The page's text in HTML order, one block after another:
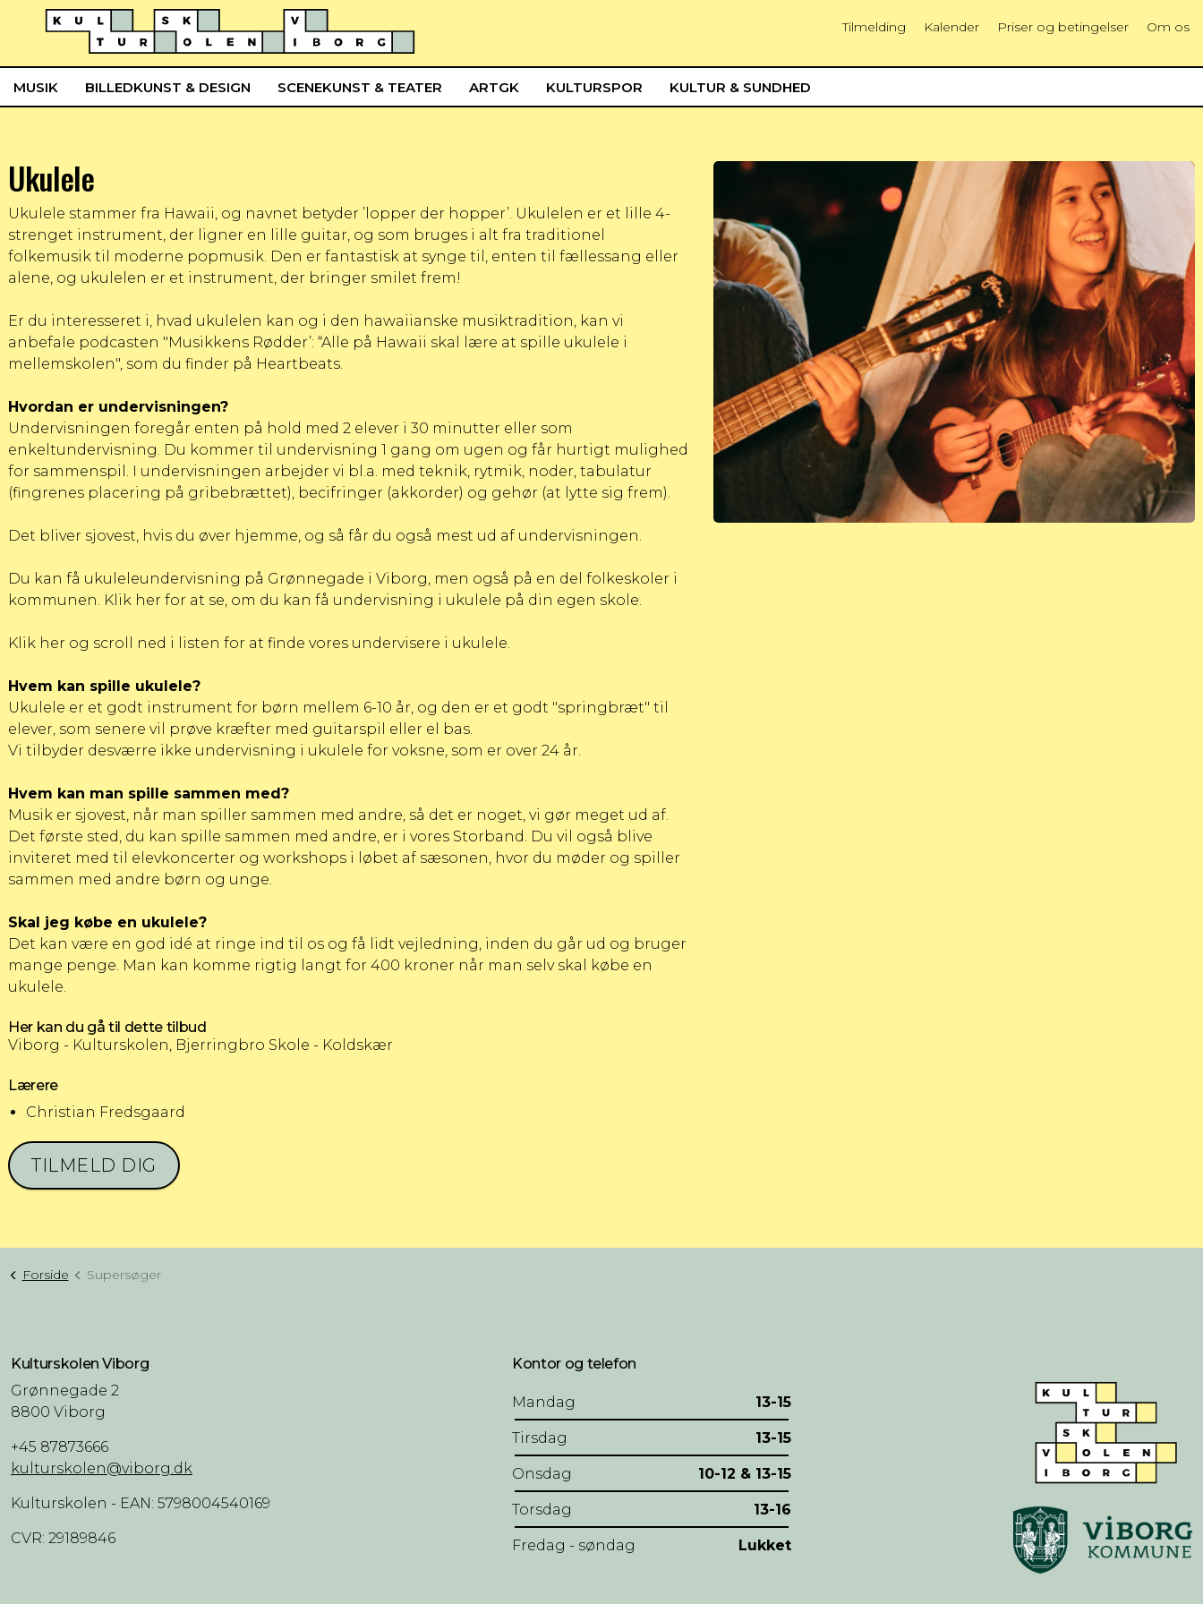
MUSIK BILLEDKUNST & DESIGN SCENEKUNST & TEATER ARTGK KULTURSPOR KULTUR & SUNDHED
Tilmelding Kalender Priser og betingelser Om os
Ukulele
Ukulele stammer fra Hawaii, og navnet betyder ’lopper der hopper’. Ukulelen er et lille 4-
strenget instrument, der ligner en lille guitar, og som bruges i alt fra traditionel
folkemusik til moderne popmusik. Den er fantastisk at synge til, enten til fællessang eller
alene, og ukulelen er et instrument, der bringer smilet frem!
Er du interesseret i, hvad ukulelen kan og i den hawaiianske musiktradition, kan vi
anbefale podcasten "Musikkens Rødder’: “Alle på Hawaii skal lære at spille ukulele i
mellemskolen", som du finder på Heartbeats.
Hvordan er undervisningen?
Undervisningen foregår enten på hold med 2 elever i 30 minutter eller som
enkeltundervisning. Du kommer til undervisning 1 gang om ugen og får hurtigt mulighed
for sammenspil. I undervisningen arbejder vi bl.a. med teknik, rytmik, noder, tabulatur
(fingrenes placering på gribebrættet), becifringer (akkorder) og gehør (at lytte sig frem).
Det bliver sjovest, hvis du øver hjemme, og så får du også mest ud af undervisningen.
Du kan få ukuleleundervisning på Grønnegade i Viborg, men også på en del folkeskoler i
kommunen. Klik her for at se, om du kan få undervisning i ukulele på din egen skole.
Klik her og scroll ned i listen for at finde vores undervisere i ukulele.
Hvem kan spille ukulele?
Ukulele er et godt instrument for børn mellem 6-10 år, og den er et godt "springbræt" til
elever, som senere vil prøve kræfter med guitarspil eller el bas.
Vi tilbyder desværre ikke undervisning i ukulele for voksne, som er over 24 år.
Hvem kan man spille sammen med?
Musik er sjovest, når man spiller sammen med andre, så det er noget, vi gør meget ud af.
Det første sted, du kan spille sammen med andre, er i vores Storband. Du vil også blive
inviteret med til elevkoncerter og workshops i løbet af sæsonen, hvor du møder og spiller
sammen med andre børn og unge.
Skal jeg købe en ukulele?
Det kan være en god idé at ringe ind til os og få lidt vejledning, inden du går ud og bruger
mange penge. Man kan komme rigtig langt for 400 kroner når man selv skal købe en
ukulele.
Her kan du gå til dette tilbud
Viborg - Kulturskolen, Bjerringbro Skole - Koldskær
Lærere
Christian Fredsgaard
TILMELD DIG
Forside Supersøger
Kulturskolen Viborg
Grønnegade 2
8800 Viborg
+45 87873666
kulturskolen@viborg.dk
Kulturskolen - EAN: 5798004540169
CVR: 29189846
Kontor og telefon
Mandag 13-15
Tirsdag 13-15
Onsdag 10-12 & 13-15
Torsdag 13-16
Fredag - søndag Lukket